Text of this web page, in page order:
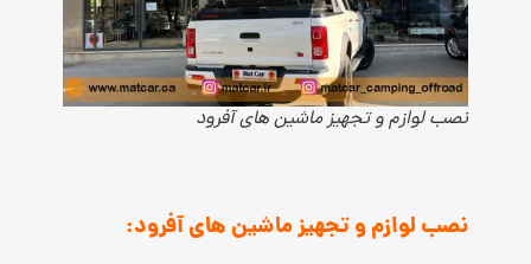
نصب لوازم و تجهیز ماشین های آفرود
نصب لوازم و تجهیز ماشین های آفرود: